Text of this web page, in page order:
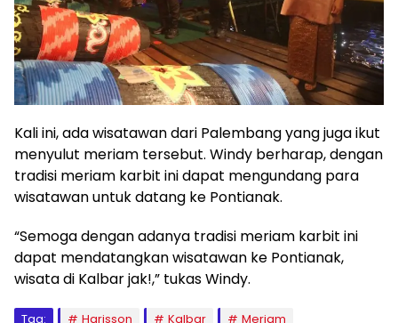
Kali ini, ada wisatawan dari Palembang yang juga ikut
menyulut meriam tersebut. Windy berharap, dengan
tradisi meriam karbit ini dapat mengundang para
wisatawan untuk datang ke Pontianak.
“Semoga dengan adanya tradisi meriam karbit ini
dapat mendatangkan wisatawan ke Pontianak,
wisata di Kalbar jak!,” tukas Windy.
Tag: Harisson Kalbar Meriam